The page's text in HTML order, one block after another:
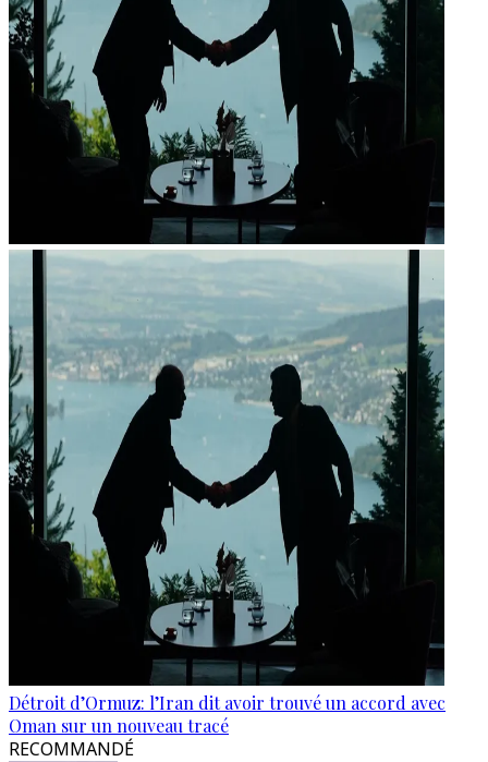
Détroit d’Ormuz: l’Iran dit avoir trouvé un accord avec
Oman sur un nouveau tracé
RECOMMANDÉ